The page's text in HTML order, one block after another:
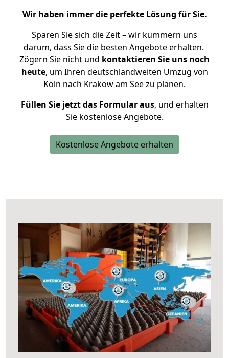
Wir haben immer die perfekte Lösung für Sie.
Sparen Sie sich die Zeit – wir kümmern uns
darum, dass Sie die besten Angebote erhalten.
Zögern Sie nicht und kontaktieren Sie uns noch
heute, um Ihren deutschlandweiten Umzug von
Köln nach Krakow am See zu planen.
Füllen Sie jetzt das Formular aus, und erhalten
Sie kostenlose Angebote.
Kostenlose Angebote erhalten